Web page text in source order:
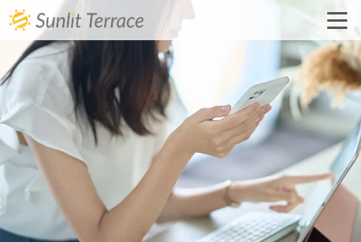
会社概要
事業内容
オリジナル手帳